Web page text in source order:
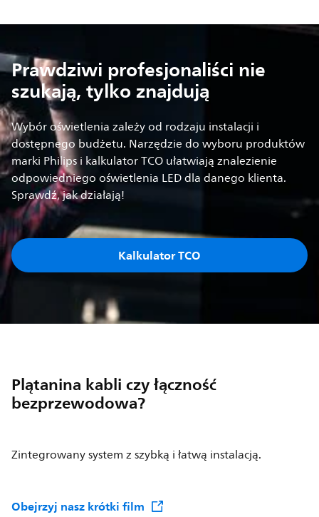
Prawdziwi profesjonaliści nie
szukają, tylko znajdują
Wybór oświetlenia zależy od rodzaju instalacji i
dostępnego budżetu. Narzędzie do wyboru produktów
marki Philips i kalkulator TCO ułatwiają znalezienie
odpowiedniego oświetlenia LED dla danego klienta.
Sprawdź, jak działają!
Kalkulator TCO
Plątanina kabli czy łączność
bezprzewodowa?
Zintegrowany system z szybką i łatwą instalacją.
Obejrzyj nasz krótki film